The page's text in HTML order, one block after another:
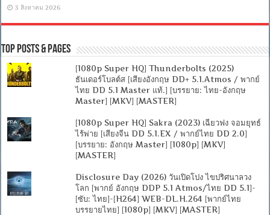
3 สิงหาคม 2026
Top Posts & Pages
[1080p Super HQ] Thunderbolts (2025)
ธันเดอร์โบลต์ส [เสียงอังกฤษ DD+ 5.1.Atmos / พากย์
ไทย DD 5.1 Master แท้.] [บรรยาย: ไทย-อังกฤษ
Master] [MKV] [MASTER]
[1080p Super HQ] Sakra (2023) เฉียวฟง จอมยุทธ์
ไร้พ่าย [เสียงจีน DD 5.1.EX / พากย์ไทย DD 2.0]
[บรรยาย: อังกฤษ Master] [1080p] [MKV]
[MASTER]
Disclosure Day (2026) วันเปิดโปง ไขปริศนาลวง
โลก [พากย์ อังกฤษ DDP 5.1 Atmos/ไทย DD 5.1]-
[ซับ: ไทย]-[H264] WEB-DL.H.264 [พากย์ไทย
บรรยายไทย] [1080p] [MKV] [MASTER]